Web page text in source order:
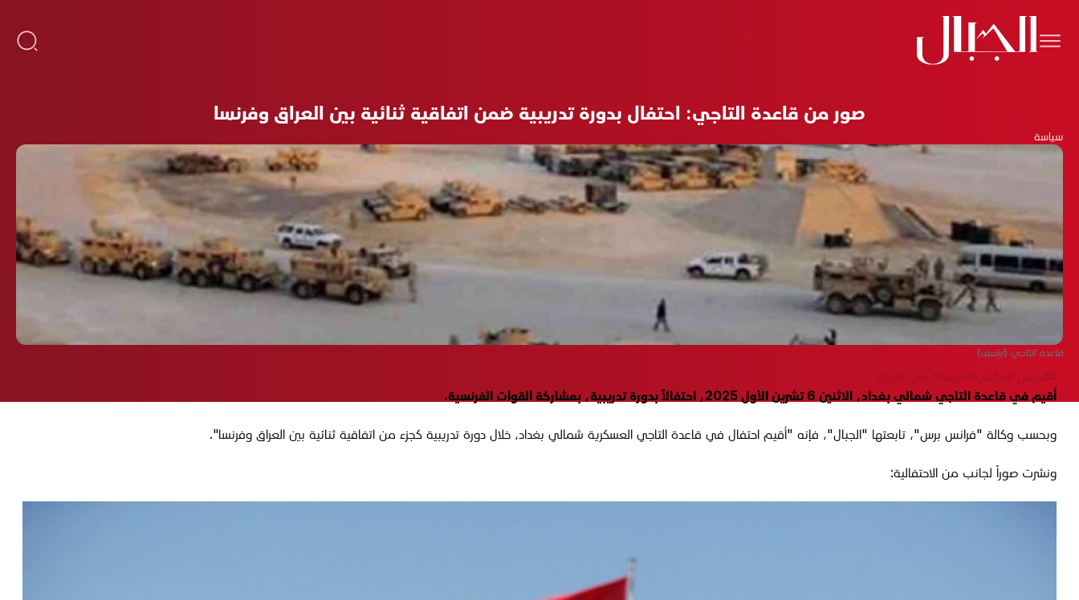
صور من قاعدة التاجي: احتفال بدورة تدريبية ضمن اتفاقية ثنائية بين العراق وفرنسا
سياسة
قاعدة التاجي (أرشيف)
#الجيش العراقي#فرنسا# أمن العراق
أُقيم في قاعدة التاجي شمالي بغداد، الاثنين 6 تشرين الأول 2025، احتفالاً بدورة تدريبية، بمشاركة القوات الفرنسية.
وبحسب وكالة "فرانس برس"، تابعتها "الجبال"، فإنه "أُقيم احتفال في قاعدة التاجي العسكرية شمالي بغداد، خلال دورة تدريبية كجزء من اتفاقية ثنائية بين العراق وفرنسا".
ونشرت صوراً لجانب من الاحتفالية: